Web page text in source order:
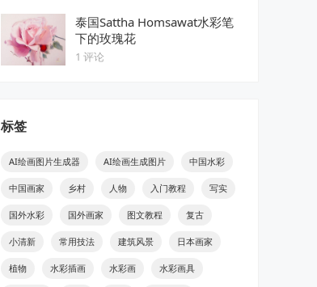
泰国Sattha Homsawat水彩笔
下的玫瑰花
1 评论
标签
AI绘画图片生成器 AI绘画生成图片 中国水彩
中国画家 乡村 人物 入门教程 写实
国外水彩 国外画家 图文教程 复古
小清新 常用技法 建筑风景 日本画家
植物 水彩插画 水彩画 水彩画具